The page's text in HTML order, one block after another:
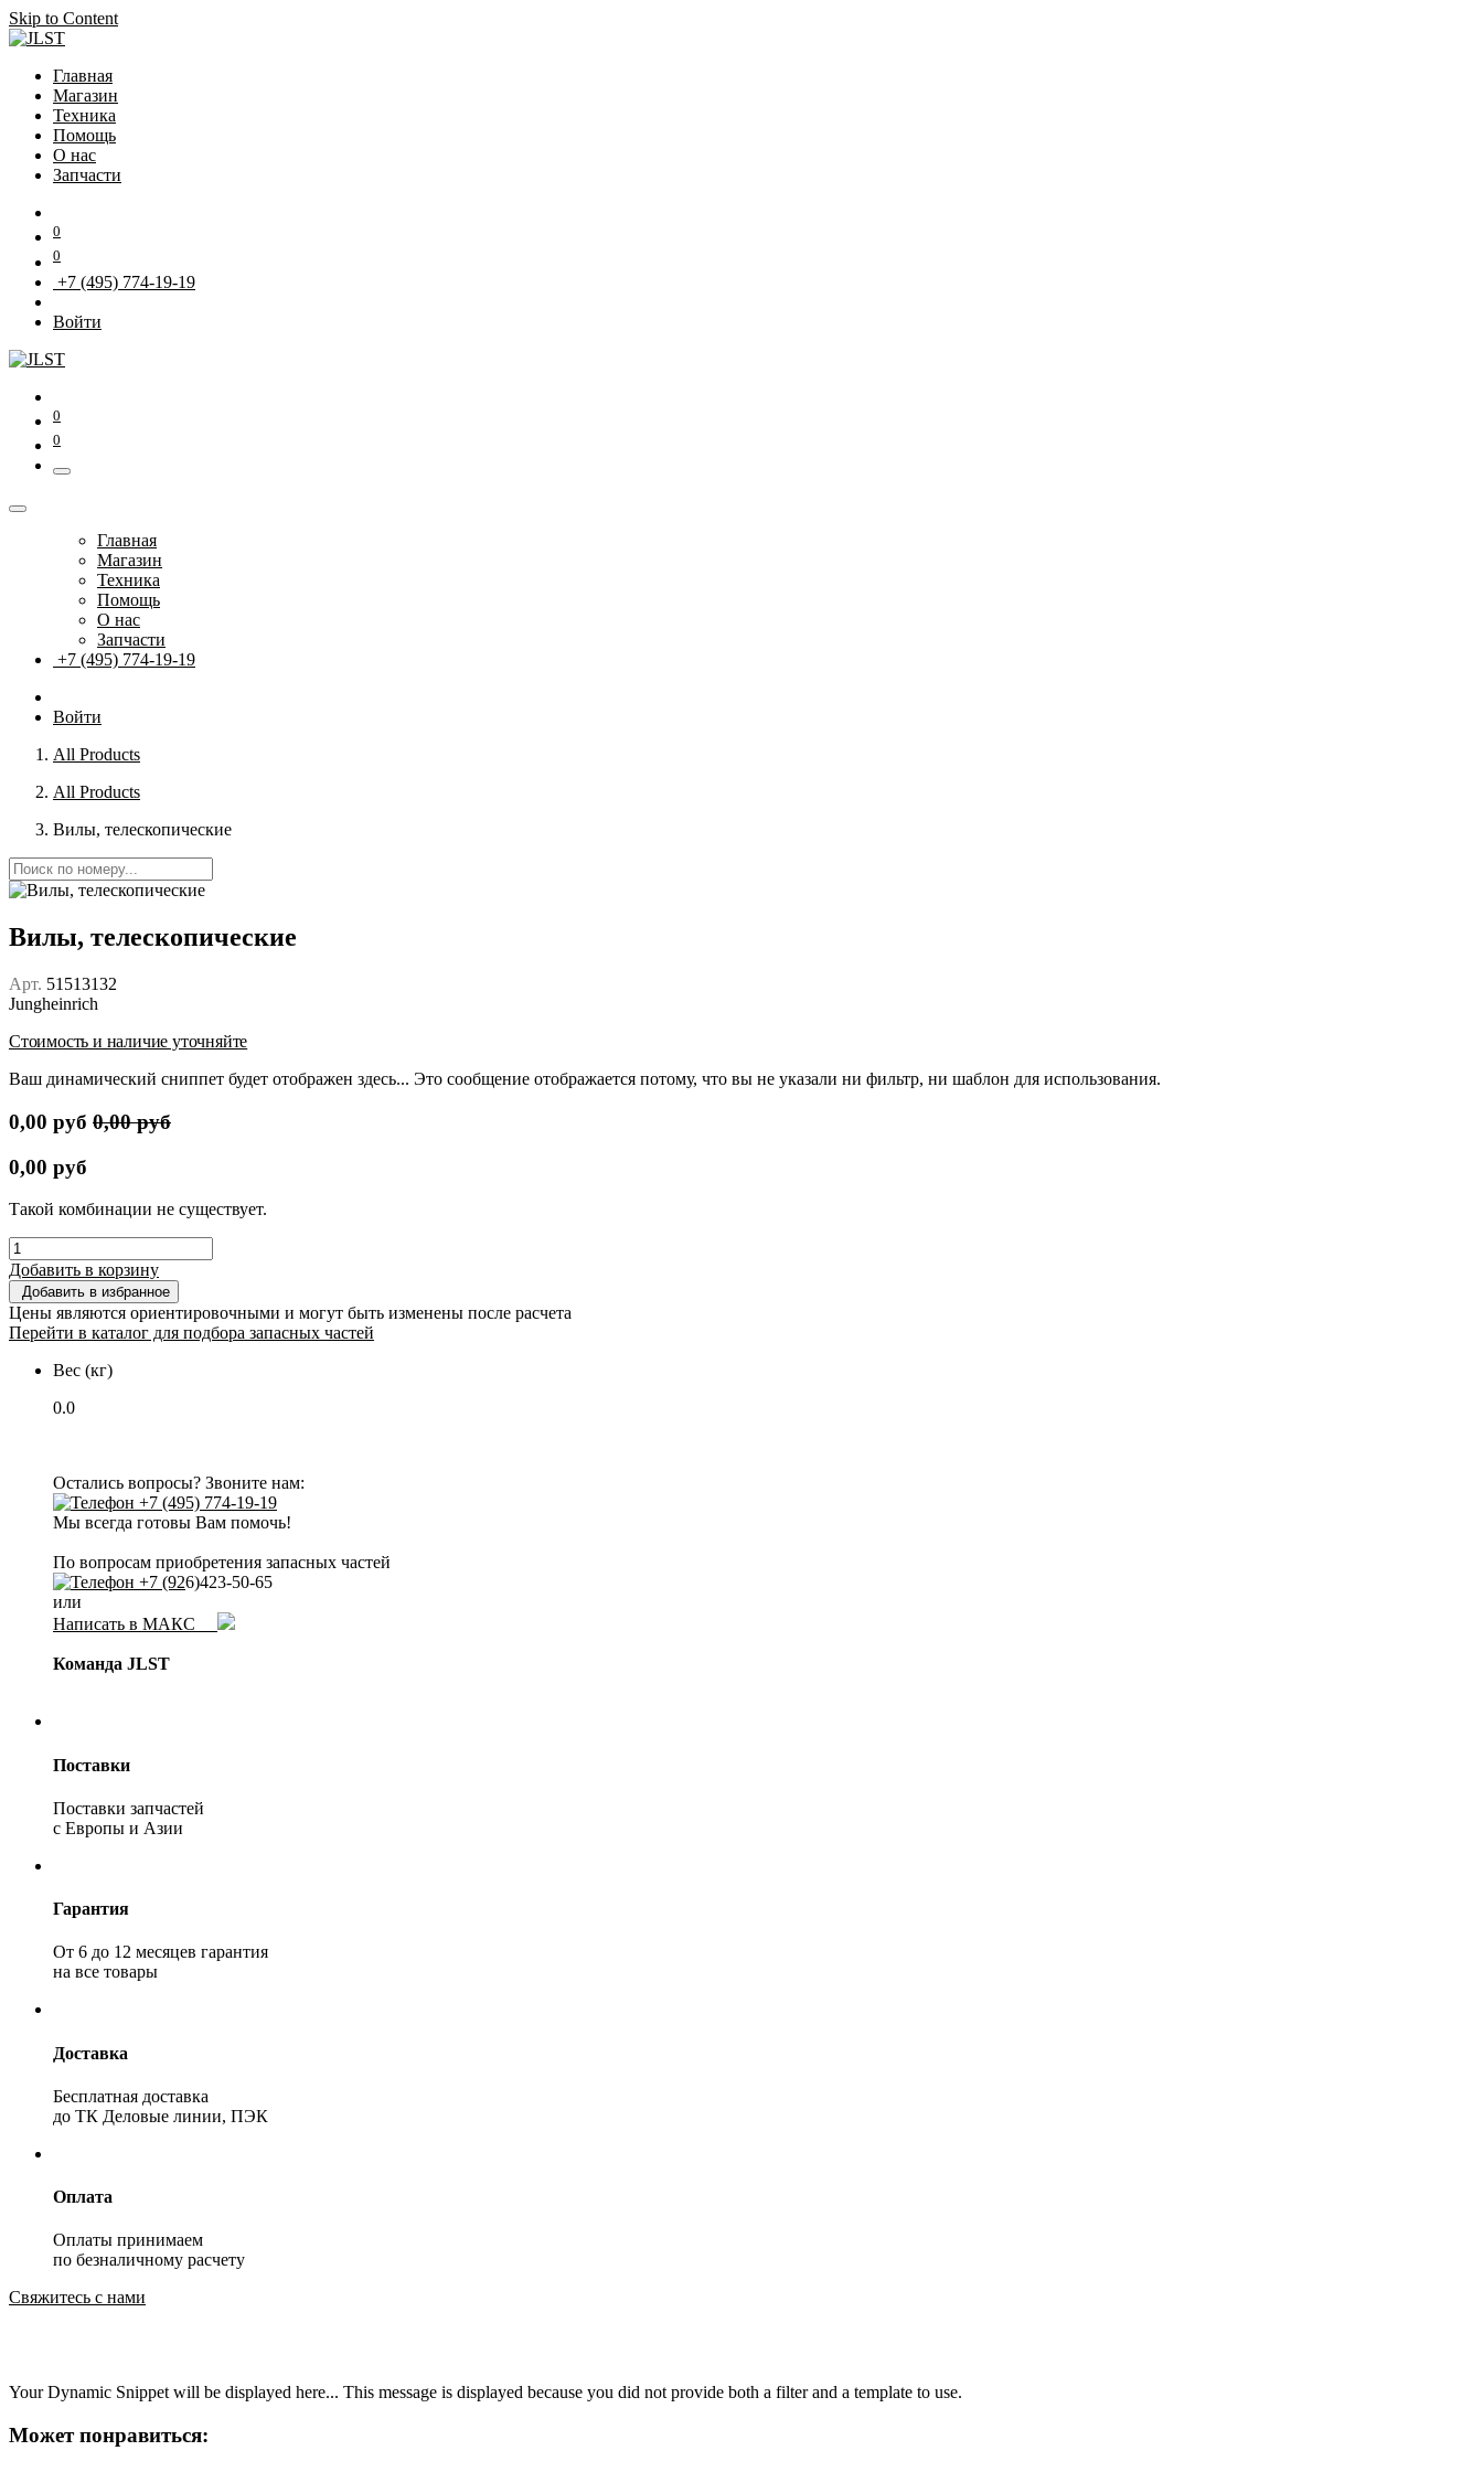
Skip to Content
Главная
Магазин
Техника
Помощь
О нас
Запчасти
0
0
+7 (495) 774-19-19
Войти
0
0
Главная
Магазин
Техника
Помощь
О нас
Запчасти
+7 (495) 774-19-19
Войти
All Products
All Products
Вилы, телескопические
Вилы, телескопические
Арт. 51513132
Jungheinrich
Стоимость и наличие уточняйте
Ваш динамический сниппет будет отображен здесь... Это сообщение отображается потому, что вы не указали ни фильтр, ни шаблон для использования.
0,00 руб 0,00руб
0,00 руб
Такой комбинации не существует.
Добавить в корзину
Добавить в избранное
Цены являются ориентировочными и могут быть изменены после расчета
Перейти в каталог для подбора запасных частей
Вес (кг)
0.0
Остались вопросы? Звоните нам:
+7 (495) 774-19-19
Мы всегда готовы Вам помочь!
По вопросам приобретения запасных частей
+7 (926)423-50-65
или
Написать в МАКС
Команда JLST
Поставки
Поставки запчастей
с Европы и Азии
Гарантия
От 6 до 12 месяцев гарантия
на все товары
Доставка
Бесплатная доставка
до ТК Деловые линии, ПЭК
Оплата
Оплаты принимаем
по безналичному расчету
Свяжитесь с нами
Your Dynamic Snippet will be displayed here... This message is displayed because you did not provide both a filter and a template to use.
Может понравиться: